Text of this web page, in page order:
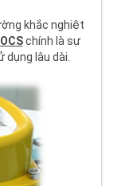
khắc nghiệt
chính là sự
dụng lâu dài.